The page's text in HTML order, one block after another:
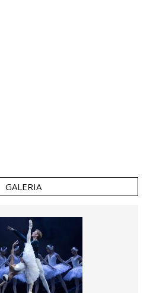
GALERIA